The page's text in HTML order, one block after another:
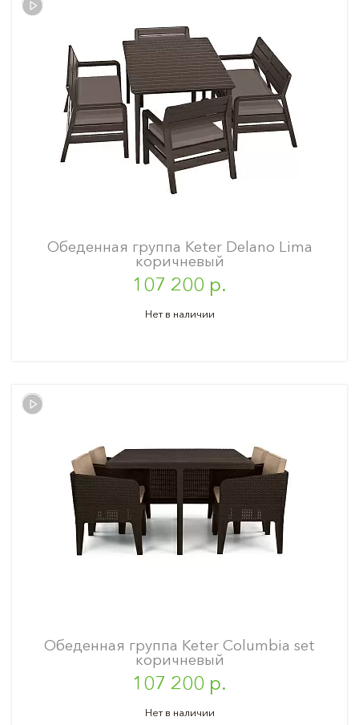
Обеденная группа Keter Delano Lima
коричневый
107 200 р.
Нет в наличии
Обеденная группа Keter Columbia set
коричневый
107 200 р.
Нет в наличии